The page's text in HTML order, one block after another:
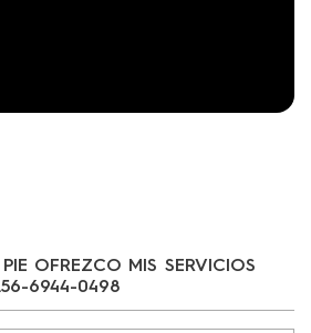
OFREZCO MIS SERVICIOS
6944-0498